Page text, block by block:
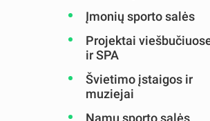
Įmonių sporto salės
Projektai
ir SPA
Švietimo įstaigos ir
muziejai
Namų sporto salės